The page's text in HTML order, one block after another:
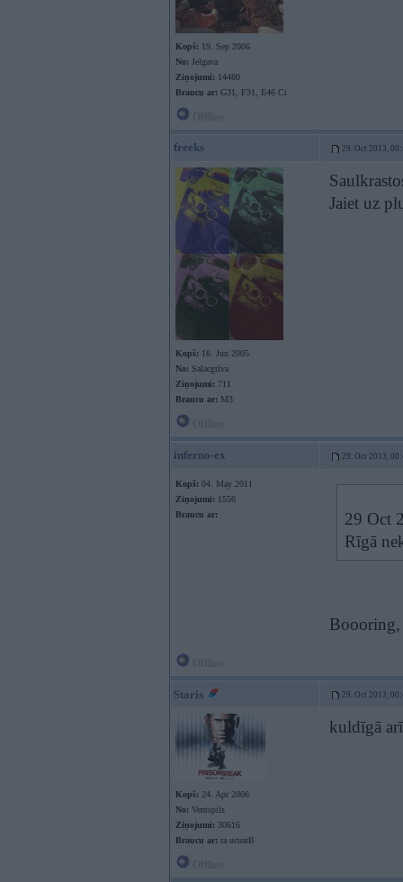
Kopš: 19. Sep 2006
No: Jelgava
Ziņojumi: 14480
Braucu ar: G31, F31, E46 Ci
freeks 29. Oct 2013,
Kopš: 16. Jun 2005
No: Salacgrīva
Ziņojumi: 711
Braucu ar: M3
Jaiet uz
inferno-ex 29. Oct 2013,
Kopš: 04. May 2011
Ziņojumi: 1556
Braucu ar:
29 Oct
Rīgā
Boooring,
Staris 29. Oct 2013,
Kopš: 24. Apr 2006
No: Ventspils
Ziņojumi: 30616
Braucu ar: ra ucuarB
kuldīgā